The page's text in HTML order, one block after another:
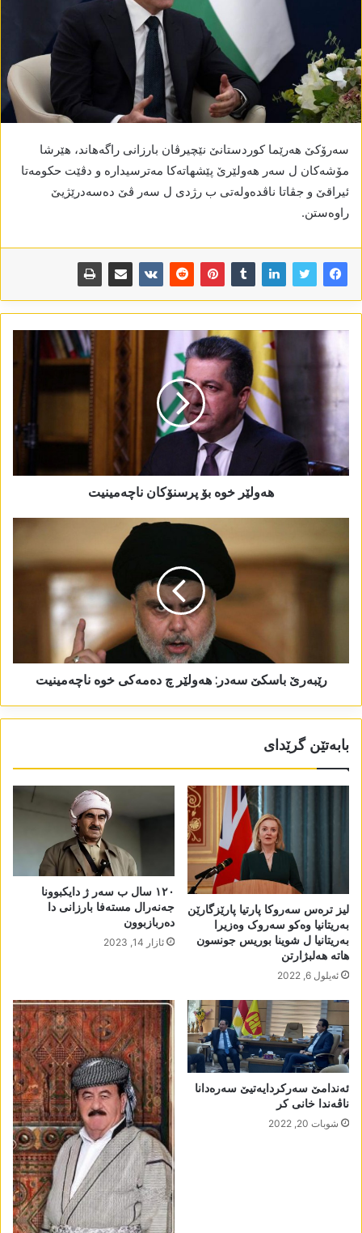
سەرۆکێ ھەرێما کوردستانێ نێچیرڤان بارزانی راگەھاند، ھێرشا
مۆشەکان ل سەر ھەولێرێ پێشھاتەکا مەترسیدارە و دڤێت حکومەتا
ئیراقێ و جڤاتا ناڤدەولەتی ب رژدی ل سەر ڤێ دەسەدرێژیێ
راوەستن.
ھەولێر خوە بۆ پرسنۆکان ناچەمینیت
رێبەرێ باسکێ سەدر: ھەولێر چ دەمەکی خوە ناچەمینیت
بابەتێن گرێدای
لیز ترەس سەروکا پارتیا پارێزگارێن
بەریتانیا وەکو سەروک وەزیرا
بەریتانیا ل شوینا بوریس جونسون
ھاتە ھەلبژارتن
ئه‌یلول 6, 2022
١٢٠ سال ب سەر ژ دایکبوونا
جەنەرال مستەفا بارزانی دا
دەربازبوون
ئازار 14, 2023
ئەندامێ سەرکردایەتیێ سەرەدانا
ناڤەندا خانی کر
شوبات 20, 2022